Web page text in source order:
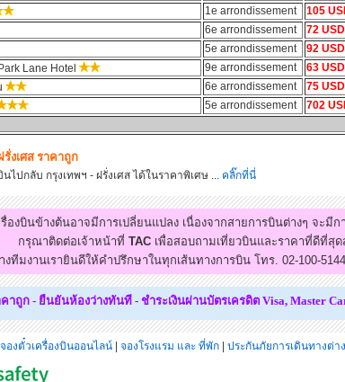
1e arrondissement
105
6e arrondissement
72
5e arrondissement
92
Lane Hotel
9e arrondissement
63
6e arrondissement
75
5e arrondissement 702
รั่งเศส ราคาถูก
ปกลับ กรุงเทพฯ - ฝรั่งเศส ได้ในราคาพิเศษ ... คลิ๊กที่นี่
องบินข้างต้นอาจมีการเปลี่ยนแปลง เนื่องจากสายการบินต่างๆ จะมี
กรุณาติดต่อเจ้าหน้าที่ TACเพื่อสอบถามเที่ยวบินและราคาที่ดีที่สุ
งทีมงานเรายินดีให้คำปรึกษาในทุกเส้นทางการบิน โทร. 02-100-
าถูก - ยืนยันห้องว่างทันที - ชำระเงินผ่านบัตรเครดิต Visa, Master
จองตั๋วเครื่องบินออนไลน์ จองโรงแรม และ ที่พัก ประกันภัยการเดินทางต่า